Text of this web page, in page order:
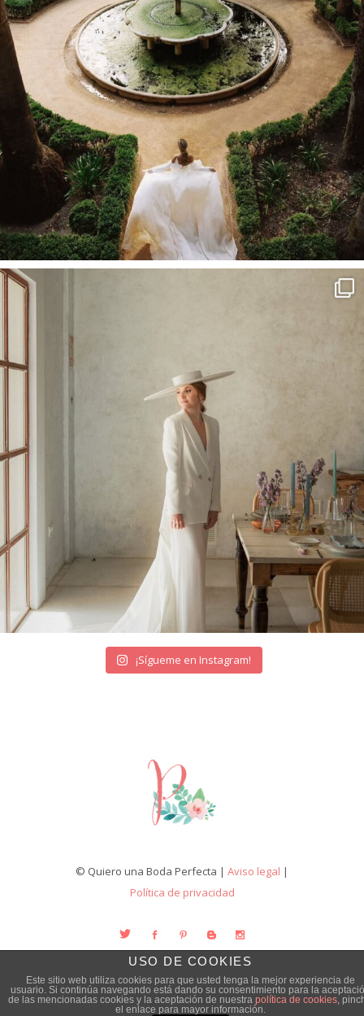
¡Sígueme en Instagram!
© Quiero una Boda Perfecta | Aviso legal |
Política de privacidad
USO DE COOKIES
Este sitio web utiliza cookies para que usted tenga la mejor experiencia de
usuario. Si continúa navegando está dando su consentimiento para la
de las mencionadas cookies y la aceptación de nuestra política de cookies,
el enlace para mayor información.